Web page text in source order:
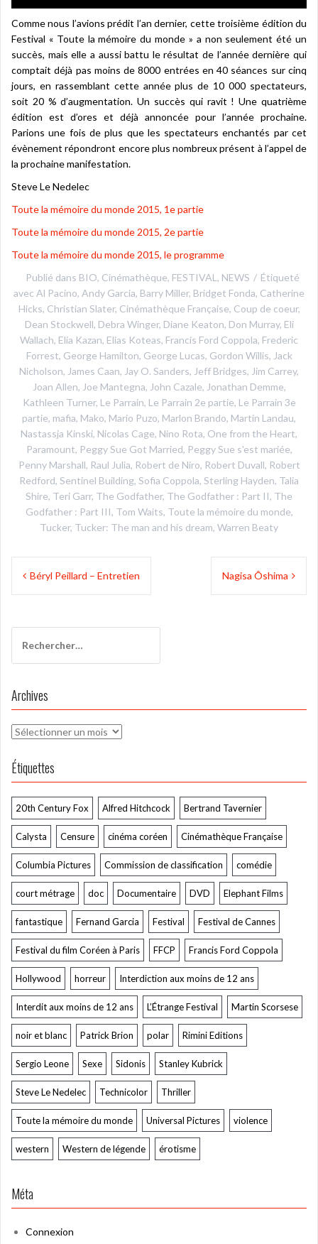
Comme nous l’avions prédit l’an dernier, cette troisième édition du
Festival « Toute la mémoire du monde » a non seulement été un
succès, mais elle a aussi battu le résultat de l’année dernière qui
comptait déjà pas moins de 8000 entrées en 40 séances sur cinq
jours, en rassemblant cette année plus de 10 000 spectateurs,
soit 20 % d’augmentation. Un succès qui ravit ! Une quatrième
édition est d’ores et déjà annoncée pour l’année prochaine.
Parions une fois de plus que les spectateurs enchantés par cet
évènement répondront encore plus nombreux présent à l’appel de
la prochaine manifestation.
Steve Le Nedelec
Toute la mémoire du monde 2015, 1e partie
Toute la mémoire du monde 2015, 2e partie
Toute la mémoire du monde 2015, le programme
Publié dans BIO, Cinémathèque, FESTIVAL, NEWS
Étiqueté
avec Al Pacino, Andy Garcia, Barry Miller, Bridget Fonda, Catherine
Hicks, Christian Slater, Cinémathèque Française, Coup de coeur,
Dean Stockwell, Debra Winger, Diane Keaton, Don Murray, Eli
Wallach, Elia Kazan, Elias Koteas, Francis Ford Coppola, Frederic
Forrest, George Hamilton, George Lucas, Gordon Willis, Jack
Nicholson, James Caan, Jay O. Sanders, Jeff Bridges, Jim Carrey,
Joan Allen, Joe Mantegna, John Cazale, Jonathan Demme,
Kathleen Turner, Le Parrain, Le Parrain 2e partie, Le Parrain 3e
partie, mafia, Mako, Mario Puzo, Marlon Brando, Martin Landau,
Nastassja Kinski, Nicolas Cage, Nino Rota, One from the Heart,
Paramount, Peggy Sue Got Married, Peggy Sue s'est mariée,
Penny Marshall, Raul Julia, Robert de Niro, Robert Duvall, Robert
Redford, Sentinel Building, Sofia Coppola, Sterling Hayden, Talia
Shire, Teri Garr, The Godfather, The Godfather : Part II, The
Godfather : Part III, Tom Waits, Toute la mémoire du monde,
Tucker, Tucker: The man and his dream, Warren Beaty
Navigation
Béryl Peillard – Entretien Nagisa Ôshima
Archives
Archives
Étiquettes
20th Century Fox Alfred Hitchcock Bertrand Tavernier
Calysta Censure cinéma coréen Cinémathèque Française
Columbia Pictures Commission de classification comédie
court métrage doc Documentaire DVD Elephant Films
fantastique Fernand Garcia Festival Festival de Cannes
Festival du film Coréen à Paris FFCP Francis Ford Coppola
Hollywood horreur Interdiction aux moins de 12 ans
Interdit aux moins de 12 ans L’Étrange Festival Martin Scorsese
noir et blanc Patrick Brion polar Rimini Editions
Sergio Leone Sexe Sidonis Stanley Kubrick
Steve Le Nedelec Technicolor Thriller
Toute la mémoire du monde Universal Pictures violence
western Western de légende érotisme
Méta
Connexion